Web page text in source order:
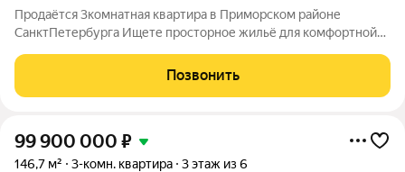
Продаётся 3комнатная квартира в Приморском районе
СанктПетербурга Ищете просторное жильё для комфортной
3комнатную квартиру с изолированной планировкой
отличный вариант в одном из самых динамично
Позвонить
99 900 000 ₽
146,7 м² 3-комн. квартира 3 этаж из 6